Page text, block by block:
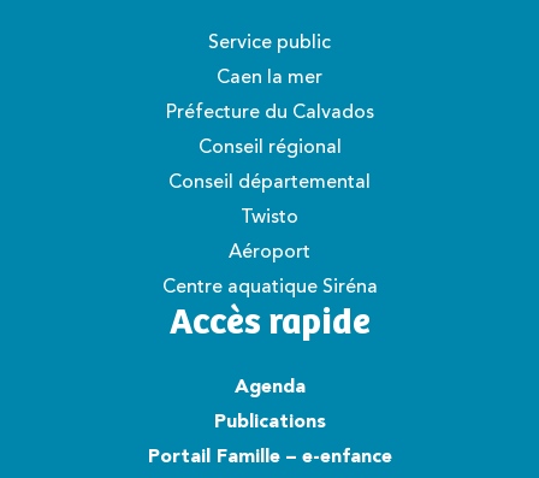
Service public
Caen la mer
Préfecture du Calvados
Conseil régional
Conseil départemental
Twisto
Aéroport
Centre aquatique Siréna
Accès rapide
Agenda
Publications
Portail Famille – e-enfance